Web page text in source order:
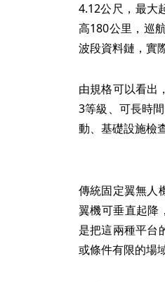
4.12公尺，最大
高180公里，巡
波段資料鏈，實
由規格可以看出
3等級、可長時
動、基礎設施檢
傳統固定翼無人
翼機可垂直起降
是把這兩種平台
或條件有限的場